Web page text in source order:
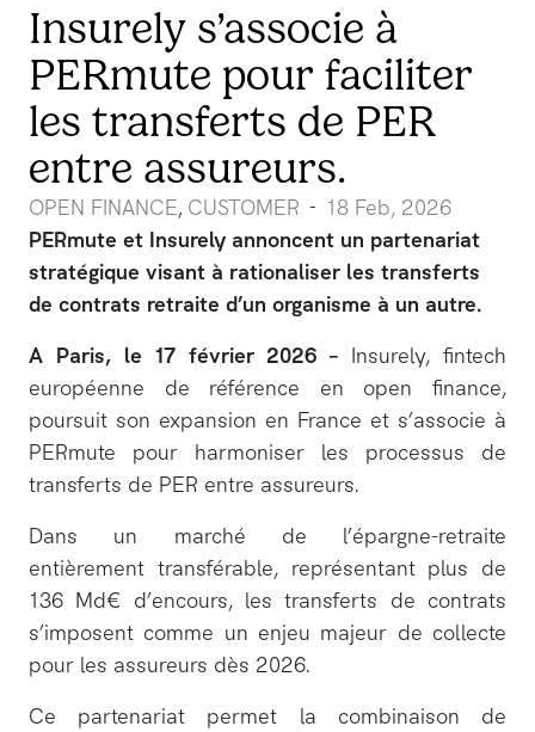
Insurely s’associe à
PERmute pour faciliter
les transferts de PER
entre assureurs.
OPEN FINANCE, CUSTOMER - 18 Feb, 2026
PERmute et Insurely annoncent un partenariat
stratégique visant à rationaliser les transferts
de contrats retraite d’un organisme à un autre.
A Paris, le 17 février 2026 – Insurely, fintech
européenne de référence en open finance,
poursuit son expansion en France et s’associe à
PERmute pour harmoniser les processus de
transferts de PER entre assureurs.
Dans un marché de l’épargne-retraite
entièrement transférable, représentant plus de
136 Md€ d’encours, les transferts de contrats
s’imposent comme un enjeu majeur de collecte
pour les assureurs dès 2026.
Ce partenariat permet la combinaison de